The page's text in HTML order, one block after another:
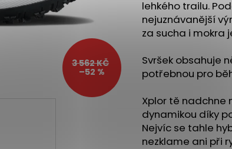
lehkého trailu.
nejuznávanější
za sucha i mokra
Svršek obsahuje
potřebnou pro
Xplor tě nadchne
dynamikou díky
Nejvíc se tahle
nezklame ani při
3 562 KČ
–52 %
PILLAR PERFORMANCE TRIPLE
MAGNESIUM - LESNÍ PLODY, 200G
1 090 Kč
BOTY
3 990